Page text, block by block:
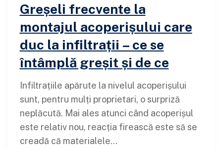
Greșeli frecvente la
montajul acoperișului care
duc la infiltrații – ce se
întâmplă greșit și de ce
Infiltrațiile apărute la nivelul acoperișului
sunt, pentru mulți proprietari, o surpriză
neplăcută. Mai ales atunci când acoperișul
este relativ nou, reacția firească este să se
creadă că materialele...